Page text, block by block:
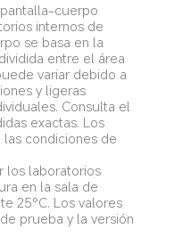
cuerpo
internos de
se basa en la
entre el área
variar debido a
y ligeras
Consulta el
exactas. Los
condiciones de
los laboratorios
en la sala de
25°C. Los valores
prueba y la versión